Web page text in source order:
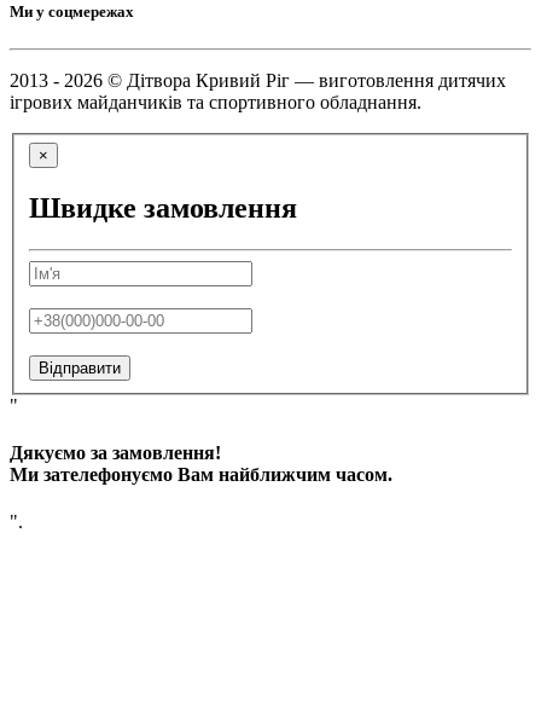
Ми у соцмережах
2013 - 2026 © Дітвора Кривий Ріг — виготовлення дитячих
ігрових майданчиків та спортивного обладнання.
×
Швидке замовлення
Відправити
"
Дякуємо за замовлення!
Ми зателефонуємо Вам найближчим часом.
".